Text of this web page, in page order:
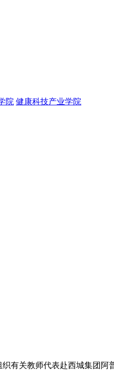
院 健康科技产业学院
有关教师代表赴西城集团阿